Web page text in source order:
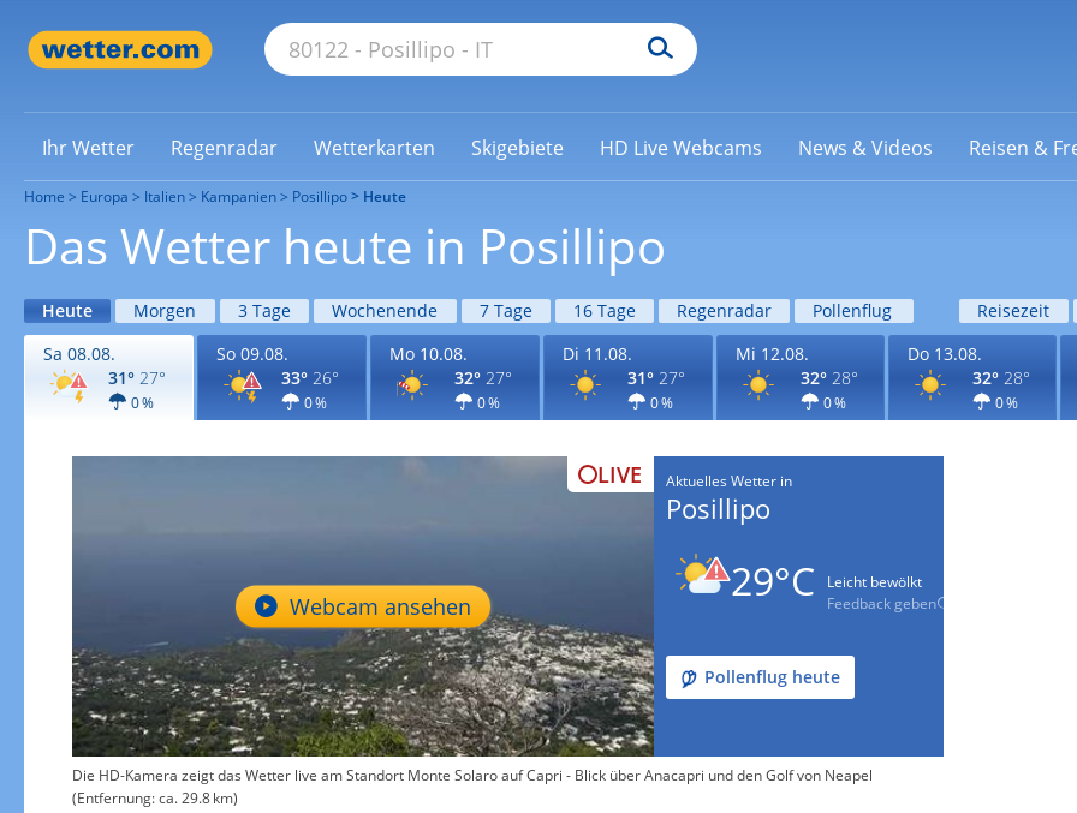
Ihr Wetter Regenradar Wetterkarten Skigebiete HD Live Webcams News & Videos Reisen &
Home Europa Italien Kampanien Posillipo Heute
Das Wetter heute in Posillipo
Heute Morgen 3 Tage Wochenende 7 Tage 16 Tage Regenradar Pollenflug Reisezeit
Sa 08.08.
31° 27°
0 %
So 09.08.
33° 26°
0 %
Mo 10.08.
32° 27°
0 %
Di 11.08.
31° 27°
0 %
Mi 12.08.
32° 28°
0 %
Do 13.08.
32° 28°
0 %
LIVE
Webcam ansehen
Aktuelles Wetter in
Posillipo
29°C
Leicht bewölkt
Feedback geben
Pollenflug heute
Die HD-Kamera zeigt das Wetter live am Standort Monte Solaro auf Capri - Blick über Anacapri und den Golf von Neapel
(Entfernung: ca. 29.8 km)